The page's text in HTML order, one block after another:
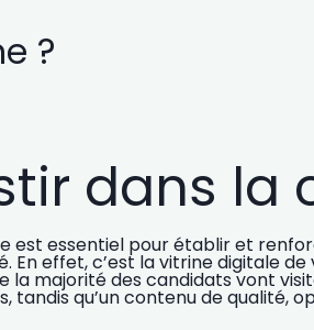
?
dans la
est essentiel pour établir et
. En effet, c’est la vitrine digitale
majorité des candidats vont
tandis qu’un contenu de